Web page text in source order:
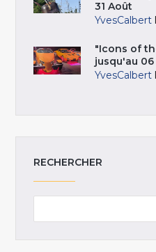
31 Août
YvesCalbert
"Icons of
jusqu'au
YvesCalbert
RECHERCHER